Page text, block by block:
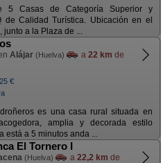
5 Casas de Categoría Superior y
de Calidad Turística. Ubicación en el
junto a la Plaza de ...
Alájar (Huelva) a 22 km de
25 €
es una casa rural situada en
amplia y decorada estilo
está a 5 minutos anda ...
El Tornero I
(Huelva) a 22,2 km de